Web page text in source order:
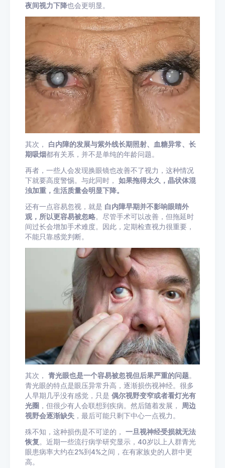
夜间视力下降也会更明显。
其次， 白内障的发展与紫外线长期照射、血糖异常、长
期吸烟都有关系，并不是单纯的年龄问题。
再者，一些人会发现换眼镜也改善不了视力，这种情况
下就要高度警惕。与此同时， 如果拖得太久，晶状体混
浊加重，生活质量会明显下降。
还有一点容易忽视，就是 白内障早期并不影响眼睛外
观，所以更容易被忽略。尽管手术可以改善，但拖延时
间过长会增加手术难度。因此，定期检查视力很重要，
不能只靠感觉判断。
其次， 青光眼也是一个容易被忽视但后果严重的问题。
青光眼的特点是眼压异常升高，逐渐损伤视神经。很多
人早期几乎没有感觉，只是 偶尔视野变窄或者看灯光有
光圈 ，但很少有人会联想到疾病。然后随着发展，
周边
视野会逐渐缺失 ，最后可能只剩下中心一点视力。
殊不知，这种损伤是不可逆的， 一旦视神经受损就无法
恢复。近期一些流行病学研究显示，40岁以上人群青光
眼患病率大约在2%到4%之间，在有家族史的人群中更
高。